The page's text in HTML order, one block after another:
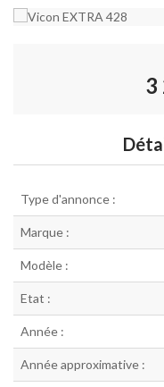
3
Type d'annonce :
Marque :
Modèle :
Etat :
Année :
Année approximative :